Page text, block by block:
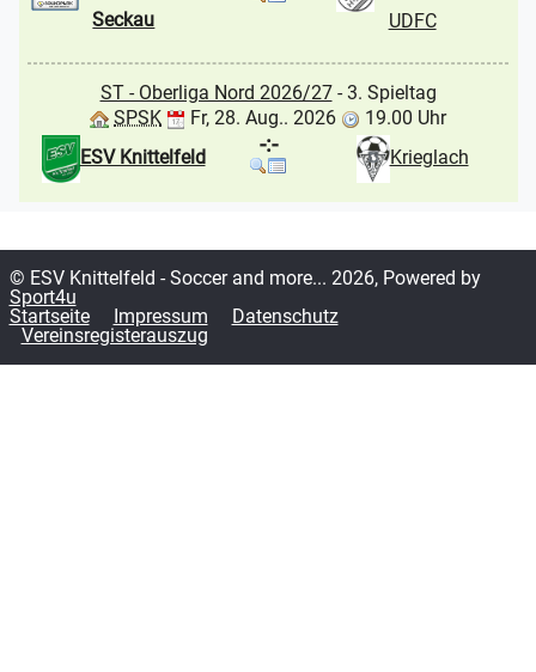
Seckau
UDFC
ST - Oberliga Nord 2026/27- 3. Spieltag
SPSK
Fr, 28. Aug.. 2026
19.00 Uhr
ESV Knittelfeld
Krieglach
-:-
© ESV Knittelfeld - Soccer and more... 2026, Powered by
Sport4u
Startseite
Impressum
Datenschutz
Vereinsregisterauszug